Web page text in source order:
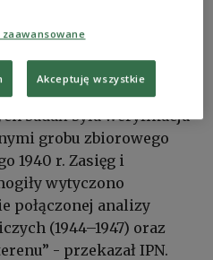
oficjalnych, powojennych
w tym miejscu szczątki
badań była weryfikacja
grobu zbiorowego
1940 r. Zasięg i
wytyczono
połączonej analizy
(1944–1947) oraz
- przekazał IPN.
Akceptuję wszystkie